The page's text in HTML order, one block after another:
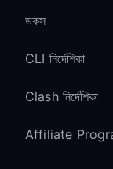
ডকস
CLI নির্দেশিকা
Clash নির্দেশিকা
Affiliate